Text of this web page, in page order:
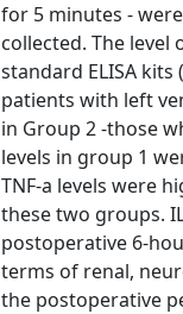
for 5 minutes -
collected. The level
standard ELISA kits
patients with left
in Group 2 -those
levels in group 1
TNF-a levels were
these two groups.
postoperative 6-
terms of renal,
the postoperative